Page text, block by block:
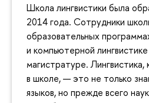
Школа лингвистики была
2014 года. Сотрудники
образовательных
и компьютерной
магистратуре.
в школе, — это не только
языков, но прежде всего